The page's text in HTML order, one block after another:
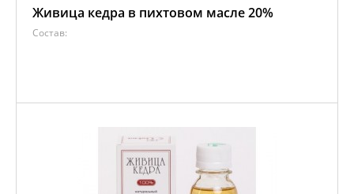
Живица кедра в пихтовом масле 20%
Состав: